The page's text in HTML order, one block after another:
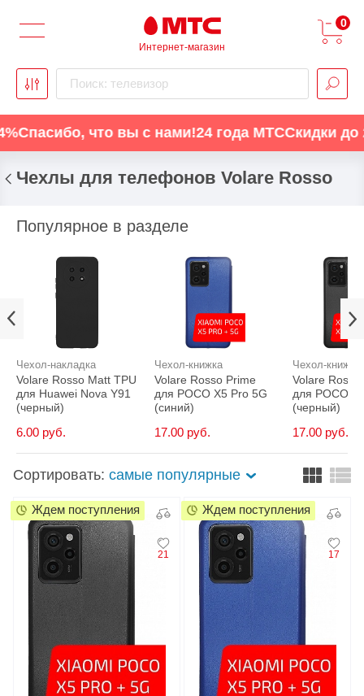
Интернет-магазин
Поиск: телевизор
0
что вы с нами!24 года МТССкидки до 24%
Чехлы для телефонов Volare Rosso
Популярное в разделе
Чехол-накладка
Volare Rosso Matt TPU
для Huawei Nova Y91
(черный)
6.00 руб.
Чехол-книжка
Volare Rosso Prime
для POCO X5 Pro 5G
(синий)
17.00 руб.
Чехол-книжка
Volare Rosso
для POCO
(черный)
17.00 руб.
Сортировать: самые популярные
21
Ждем поступления
17
Ждем поступления